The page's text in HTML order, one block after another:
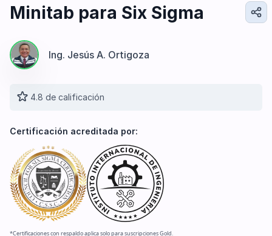
Diseño e Ingeniería
Gestión Industrial
Ingeniería de Procesos
Desarrollo Profesional
Minitab para Six Sigma
Ing. Jesús A. Ortigoza
4.8 de calificación
Certificación acreditada por:
*Certificaciones con respaldo aplica solo para suscripciones Gold.